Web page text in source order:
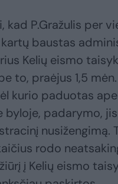
kad P.Gražulis per
baustas
Kelių eismo
to, praėjus 1,5
kurio paduotas
byloje, padarymo,
nusižengimą.
rodo
į Kelių eismo